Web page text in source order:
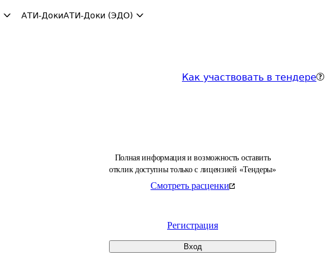
АТИ-ДокиАТИ-Доки (ЭДО)
Как участвовать в тендере
Полная информация и возможность оставить
отклик доступны только с лицензией «Тендеры»
Смотреть расценки
Регистрация
Вход